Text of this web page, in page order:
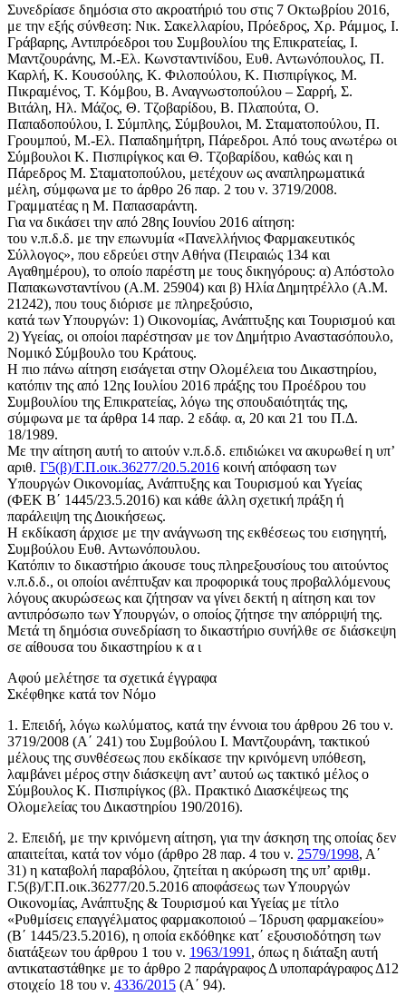
Συνεδρίασε δημόσια στο ακροατήριό του στις 7 Οκτωβρίου 2016,
με την εξής σύνθεση: Νικ. Σακελλαρίου, Πρόεδρος, Χρ. Ράμμος, Ι.
Γράβαρης, Αντιπρόεδροι του Συμβουλίου της Επικρατείας, Ι.
Μαντζουράνης, Μ.-Ελ. Κωνσταντινίδου, Ευθ. Αντωνόπουλος, Π.
Καρλή, Κ. Κουσούλης, Κ. Φιλοπούλου, Κ. Πισπιρίγκος, Μ.
Πικραμένος, Τ. Κόμβου, Β. Αναγνωστοπούλου – Σαρρή, Σ.
Βιτάλη, Ηλ. Μάζος, Θ. Τζοβαρίδου, Β. Πλαπούτα, Ο.
Παπαδοπούλου, Ι. Σύμπλης, Σύμβουλοι, Μ. Σταματοπούλου, Π.
Γρουμπού, Μ.-Ελ. Παπαδημήτρη, Πάρεδροι. Από τους ανωτέρω οι
Σύμβουλοι Κ. Πισπιρίγκος και Θ. Τζοβαρίδου, καθώς και η
Πάρεδρος Μ. Σταματοπούλου, μετέχουν ως αναπληρωματικά
μέλη, σύμφωνα με το άρθρο 26 παρ. 2 του ν. 3719/2008.
Γραμματέας η Μ. Παπασαράντη.
Για να δικάσει την από 28ης Ιουνίου 2016 αίτηση:
του ν.π.δ.δ. με την επωνυμία «Πανελλήνιος Φαρμακευτικός
Σύλλογος», που εδρεύει στην Αθήνα (Πειραιώς 134 και
Αγαθημέρου), το οποίο παρέστη με τους δικηγόρους: α) Απόστολο
Παπακωνσταντίνου (Α.Μ. 25904) και β) Ηλία Δημητρέλλο (Α.Μ.
21242), που τους διόρισε με πληρεξούσιο,
κατά των Υπουργών: 1) Οικονομίας, Ανάπτυξης και Τουρισμού και
2) Υγείας, οι οποίοι παρέστησαν με τον Δημήτριο Αναστασόπουλο,
Νομικό Σύμβουλο του Κράτους.
Η πιο πάνω αίτηση εισάγεται στην Ολομέλεια του Δικαστηρίου,
κατόπιν της από 12ης Ιουλίου 2016 πράξης του Προέδρου του
Συμβουλίου της Επικρατείας, λόγω της σπουδαιότητάς της,
σύμφωνα με τα άρθρα 14 παρ. 2 εδάφ. α, 20 και 21 του Π.Δ.
18/1989.
Με την αίτηση αυτή το αιτούν ν.π.δ.δ. επιδιώκει να ακυρωθεί η υπ’
αριθ. Γ5(β)/Γ.Π.οικ.36277/20.5.2016 κοινή απόφαση των
Υπουργών Οικονομίας, Ανάπτυξης και Τουρισμού και Υγείας
(ΦΕΚ Β΄ 1445/23.5.2016) και κάθε άλλη σχετική πράξη ή
παράλειψη της Διοικήσεως.
Η εκδίκαση άρχισε με την ανάγνωση της εκθέσεως του εισηγητή,
Συμβούλου Ευθ. Αντωνόπουλου.
Κατόπιν το δικαστήριο άκουσε τους πληρεξουσίους του αιτούντος
ν.π.δ.δ., οι οποίοι ανέπτυξαν και προφορικά τους προβαλλόμενους
λόγους ακυρώσεως και ζήτησαν να γίνει δεκτή η αίτηση και τον
αντιπρόσωπο των Υπουργών, ο οποίος ζήτησε την απόρριψή της.
Μετά τη δημόσια συνεδρίαση το δικαστήριο συνήλθε σε διάσκεψη
σε αίθουσα του δικαστηρίου κ α ι
Αφού μελέτησε τα σχετικά έγγραφα
Σκέφθηκε κατά τον Νόμο
1. Επειδή, λόγω κωλύματος, κατά την έννοια του άρθρου 26 του ν.
3719/2008 (Α΄ 241) του Συμβούλου Ι. Μαντζουράνη, τακτικού
μέλους της συνθέσεως που εκδίκασε την κρινόμενη υπόθεση,
λαμβάνει μέρος στην διάσκεψη αντ’ αυτού ως τακτικό μέλος ο
Σύμβουλος Κ. Πισπιρίγκος (βλ. Πρακτικό Διασκέψεως της
Ολομελείας του Δικαστηρίου 190/2016).
2. Επειδή, με την κρινόμενη αίτηση, για την άσκηση της οποίας δεν
απαιτείται, κατά τον νόμο (άρθρο 28 παρ. 4 του ν. 2579/1998, Α΄
31) η καταβολή παραβόλου, ζητείται η ακύρωση της υπ’ αριθμ.
Γ.5(β)/Γ.Π.οικ.36277/20.5.2016 αποφάσεως των Υπουργών
Οικονομίας, Ανάπτυξης & Τουρισμού και Υγείας με τίτλο
«Ρυθμίσεις επαγγέλματος φαρμακοποιού – Ίδρυση φαρμακείου»
(Β΄ 1445/23.5.2016), η οποία εκδόθηκε κατ΄ εξουσιοδότηση των
διατάξεων του άρθρου 1 του ν. 1963/1991 , όπως η διάταξη αυτή
αντικαταστάθηκε με το άρθρο 2 παράγραφος Δ υποπαράγραφος Δ12
στοιχείο 18 του ν. 4336/2015 (Α΄ 94).